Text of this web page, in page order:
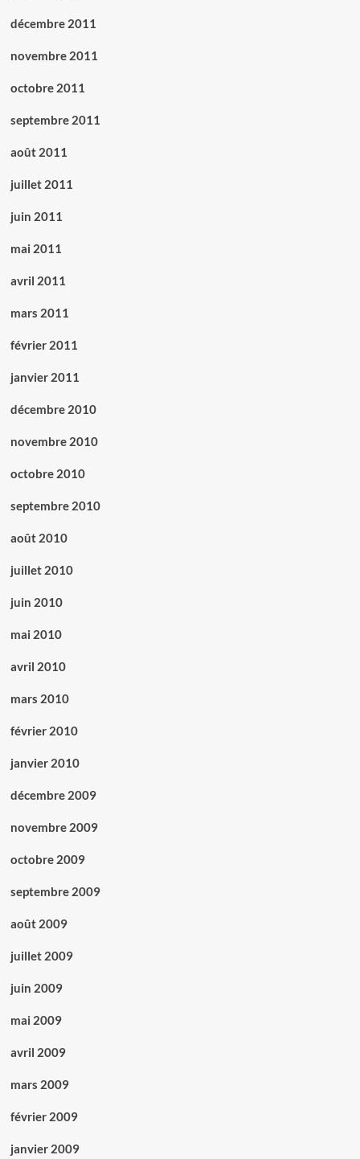
décembre 2011
novembre 2011
octobre 2011
septembre 2011
août 2011
juillet 2011
juin 2011
mai 2011
avril 2011
mars 2011
février 2011
janvier 2011
décembre 2010
novembre 2010
octobre 2010
septembre 2010
août 2010
juillet 2010
juin 2010
mai 2010
avril 2010
mars 2010
février 2010
janvier 2010
décembre 2009
novembre 2009
octobre 2009
septembre 2009
août 2009
juillet 2009
juin 2009
mai 2009
avril 2009
mars 2009
février 2009
janvier 2009